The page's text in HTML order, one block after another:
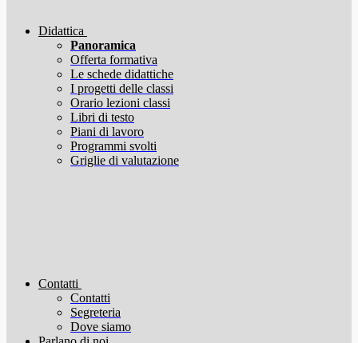
Didattica
Panoramica
Offerta formativa
Le schede didattiche
I progetti delle classi
Orario lezioni classi
Libri di testo
Piani di lavoro
Programmi svolti
Griglie di valutazione
Contatti
Contatti
Segreteria
Dove siamo